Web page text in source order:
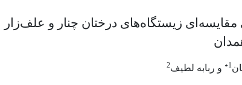
زیستگاه‌های درختان چنار و علف‌زار
1* و ربابه لطیف2